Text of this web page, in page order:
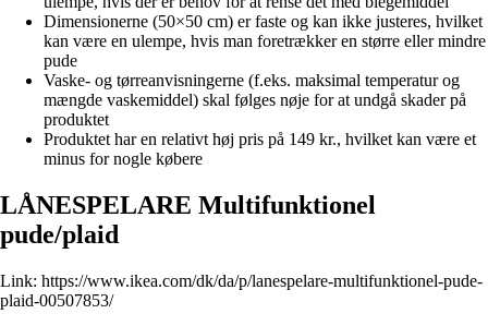
Dimensionerne (50×50 cm) er faste og kan ikke justeres, hvilket
kan være en ulempe, hvis man foretrækker en større eller mindre
pude
Vaske- og tørreanvisningerne (f.eks. maksimal temperatur og
mængde vaskemiddel) skal følges nøje for at undgå skader på
produktet
Produktet har en relativt høj pris på 149 kr., hvilket kan være et
minus for nogle købere
LÅNESPELARE Multifunktionel
pude/plaid
Link: https://www.ikea.com/dk/da/p/lanespelare-multifunktionel-pude-
plaid-00507853/